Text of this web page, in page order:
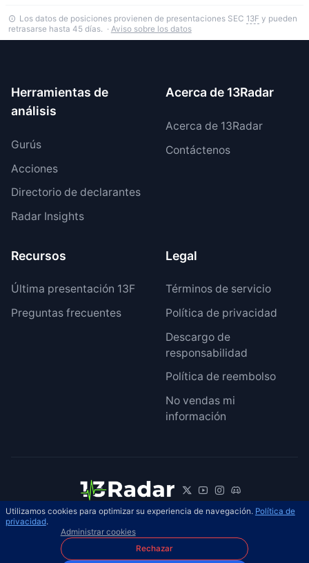
Los datos de posiciones provienen de presentaciones SEC 13F y pueden
retrasarse hasta 45 días. · Aviso sobre los datos
Herramientas de
análisis
Gurús
Acciones
Directorio de declarantes
Radar Insights
Acerca de 13Radar
Acerca de 13Radar
Contáctenos
Recursos
Última presentación 13F
Preguntas frecuentes
Legal
Términos de servicio
Política de privacidad
Descargo de
responsabilidad
Política de reembolso
No vendas mi
información
© 2026 13Radar. Reservados todos los
derechos.
Utilizamos cookies para optimizar su experiencia de navegación. Política de
privacidad.
Administrar cookies
Rechazar